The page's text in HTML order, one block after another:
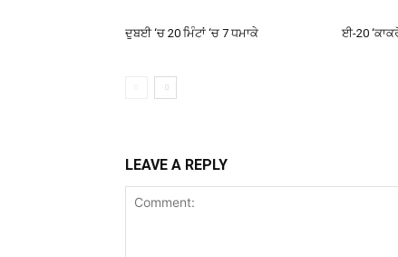
ਦੁਬਈ ‘ਚ 20 ਮਿੰਟਾਂ ‘ਚ 7 ਧਮਾਕੇ ਈ-20
LEAVE A REPLY